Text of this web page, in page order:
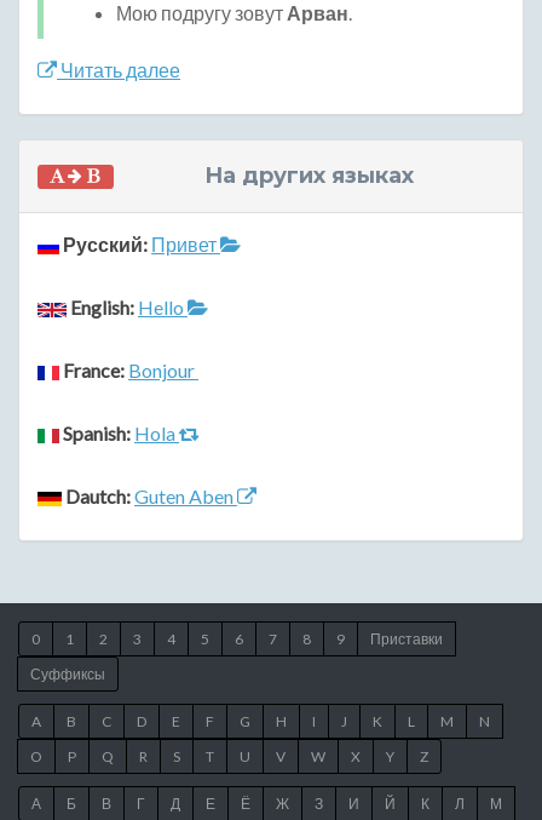
Мою подругу зовут Арван.
Читать далее
На других языках
Русский: Привет
English: Hello
France: Bonjour
Spanish: Hola
Dautch:Guten Aben
0 1 2 3 4 5 6 7 8 9
Приставки
Суффиксы
A B C D E F G H I J K L M
N
O
P Q R S T U V W X Y Z
А Б В Г Д Е Ё Ж З И Й К Л М